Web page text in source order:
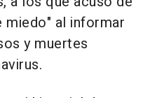
miedo" al informar
y muertes